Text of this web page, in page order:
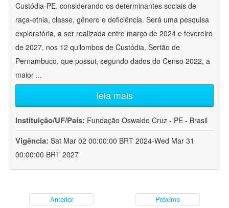
Custódia-PE, considerando os determinantes sociais de
raça-etnia, classe, gênero e deficiência. Será uma pesquisa
exploratória, a ser realizada entre março de 2024 e fevereiro
de 2027, nos 12 quilombos de Custódia, Sertão de
Pernambuco, que possui, segundo dados do Censo 2022, a
maior ...
leia mais
Instituição/UF/País: Fundação Oswaldo Cruz - PE - Brasil
Vigência: Sat Mar 02 00:00:00 BRT 2024-Wed Mar 31
00:00:00 BRT 2027
Anterior Próximo